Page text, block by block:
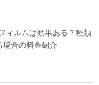
ィルムは効果ある？種類
場合の料金紹介